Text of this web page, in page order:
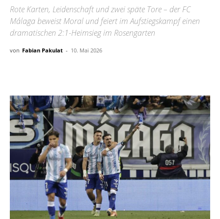
Rote Karten, Leidenschaft und zwei späte Tore – der FC
Málaga beweist Moral und feiert im Aufstiegskampf einen
dramatischen 2:1-Heimsieg im Rosengarten
von Fabian Pakulat - 10. Mai 2026